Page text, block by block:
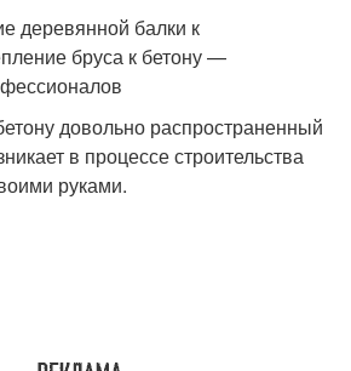
довольно распространенный
в процессе строительства
руками.